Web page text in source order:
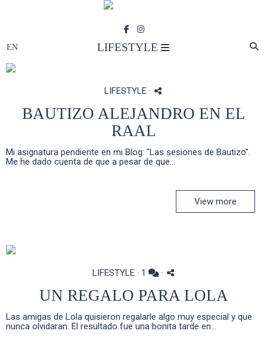
LIFESTYLE
LIFESTYLE ·
BAUTIZO ALEJANDRO EN EL
RAAL
Mi asignatura pendiente en mi Blog: "Las sesiones de Bautizo".
Me he dado cuenta de que a pesar de que...
View more
LIFESTYLE· 1 ·
UN REGALO PARA LOLA
Las amigas de Lola quisieron regalarle algo muy especial y que
nunca olvidaran. El resultado fue una bonita tarde en...